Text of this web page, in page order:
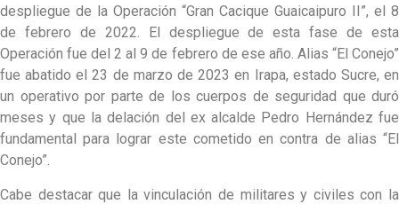
despliegue de la Operación “Gran Cacique Guaicaipuro II”, el 8
de febrero de 2022. El despliegue de esta fase de esta
Operación fue del 2 al 9 de febrero de ese año. Alias “El Conejo”
fue abatido el 23 de marzo de 2023 en Irapa, estado Sucre, en
un operativo por parte de los cuerpos de seguridad que duró
meses y que la delación del ex alcalde Pedro Hernández fue
fundamental para lograr este cometido en contra de alias “El
Conejo”.
Cabe destacar que la vinculación de militares y civiles con la